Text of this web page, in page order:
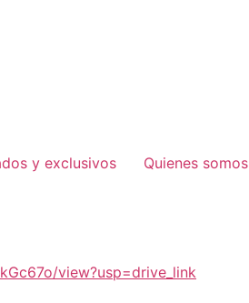
y exclusivos Quienes somos
view?usp=drive_link